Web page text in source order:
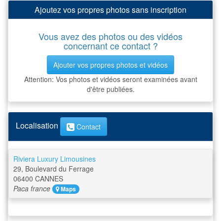
Ajoutez vos propres photos sans inscription
Vous avez des photos ou des vidéos
concernant ce contact ?
Ajouter vos propres photos et vidéos
Attention: Vos photos et vidéos seront examinées avant
d'être publiées.
Localisation Contact
Riviera Luxury Limousines
29, Boulevard du Ferrage
06400 CANNES
Paca france Maps